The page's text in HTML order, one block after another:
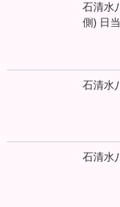
石清水
側) 日
石清水
石清水